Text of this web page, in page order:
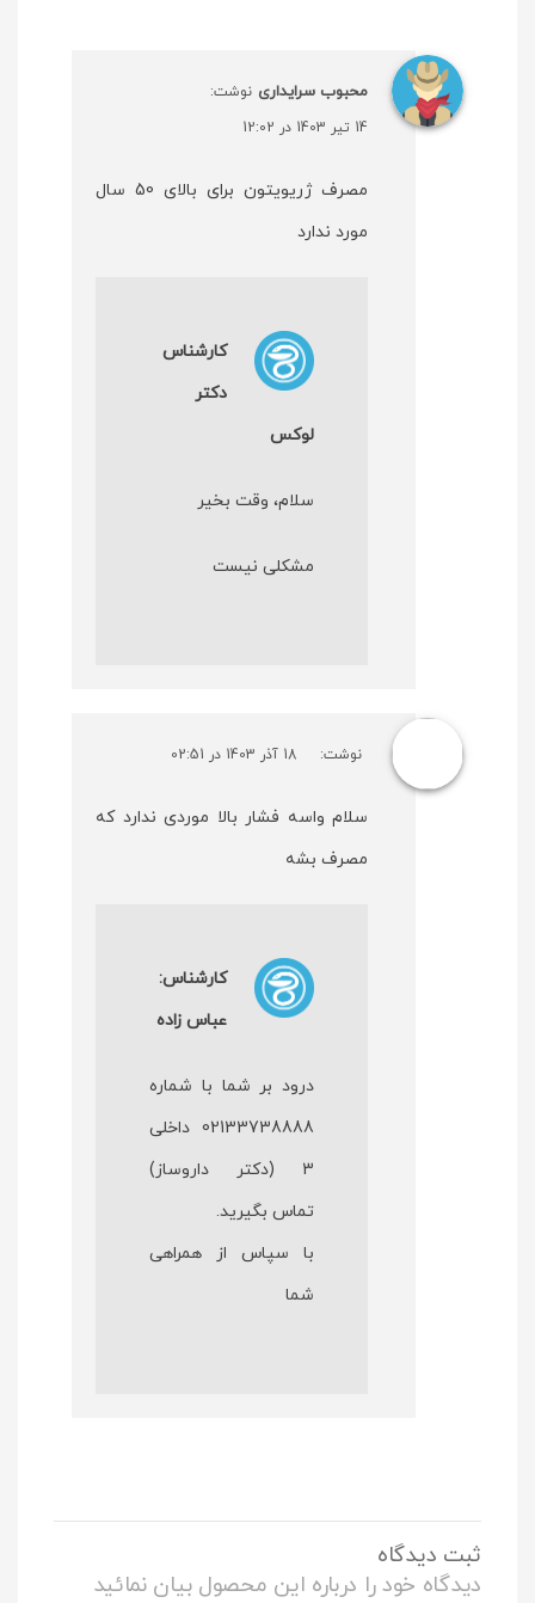
محبوب سرایداری نوشت:
14 تیر 1403 در 12:02
مصرف ژریویتون برای بالای 50 سال
مورد ندارد
کارشناس
دکتر
لوکس
سلام، وقت بخیر
مشکلی نیست
نوشت: 18 آذر 1403 در 02:51
سلام واسه فشار بالا موردی ندارد که
مصرف بشه
کارشناس:
عباس زاده
درود بر شما با شماره
02133738888 داخلی
3 (دکتر داروساز)
تماس بگیرید.
با سپاس از همراهی
شما
ثبت دیدگاه
دیدگاه خود را درباره این محصول بیان نمائید